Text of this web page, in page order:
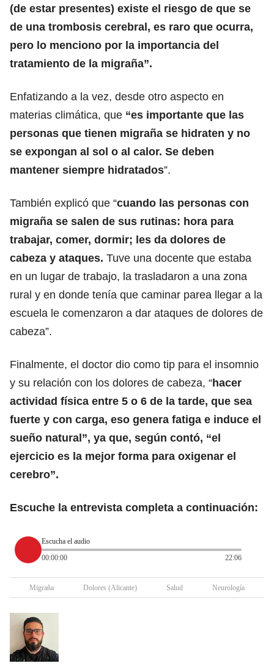
(de estar presentes) existe el riesgo de que se
de una trombosis cerebral, es raro que ocurra,
pero lo menciono por la importancia del
tratamiento de la migraña”.
Enfatizando a la vez, desde otro aspecto en
materias climática, que “es importante que las
personas que tienen migraña se hidraten y no
se expongan al sol o al calor. Se deben
mantener siempre hidratados”.
También explicó que “cuando las personas con
migraña se salen de sus rutinas: hora para
trabajar, comer, dormir; les da dolores de
cabeza y ataques. Tuve una docente que estaba
en un lugar de trabajo, la trasladaron a una zona
rural y en donde tenía que caminar parea llegar a la
escuela le comenzaron a dar ataques de dolores de
cabeza”.
Finalmente, el doctor dio como tip para el insomnio
y su relación con los dolores de cabeza, “hacer
actividad física entre 5 o 6 de la tarde, que sea
fuerte y con carga, eso genera fatiga e induce el
sueño natural”, ya que, según contó, “el
ejercicio es la mejor forma para oxigenar el
cerebro”.
Escuche la entrevista completa a continuación:
Escucha el audio
00:00:00
22:06
Migraña Dolores (Alicante) Salud Neurología